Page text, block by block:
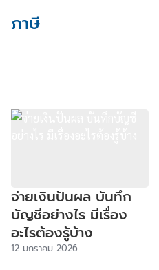
ภาษี
จ่ายเงินปันผล บันทึก
บัญชีอย่างไร มีเรื่อง
อะไรต้องรู้บ้าง
12 มกราคม 2026